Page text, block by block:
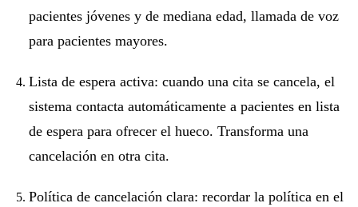
pacientes jóvenes y de mediana edad, llamada de voz
para pacientes mayores.
Lista de espera activa: cuando una cita se cancela, el
sistema contacta automáticamente a pacientes en lista
de espera para ofrecer el hueco. Transforma una
cancelación en otra cita.
Política de cancelación clara: recordar la política en el